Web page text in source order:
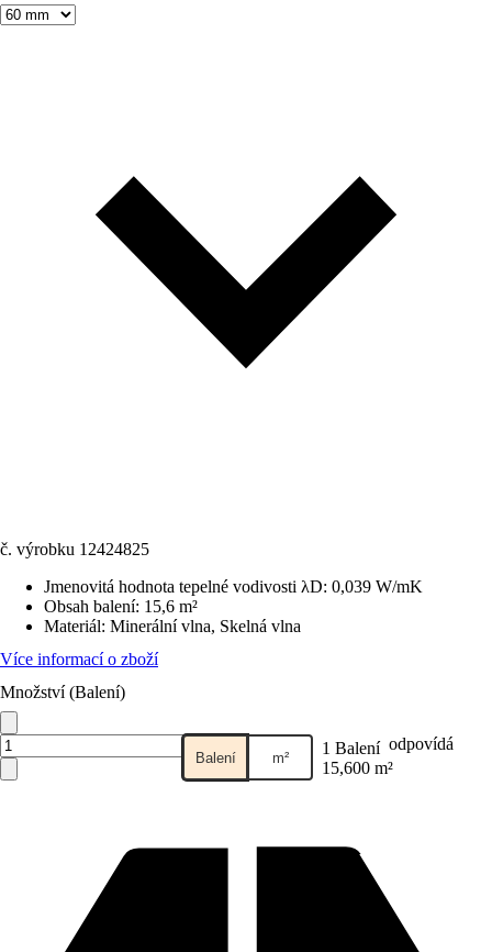
č. výrobku 12424825
Jmenovitá hodnota tepelné vodivosti λD: 0,039 W/mK
Obsah balení: 15,6 m²
Materiál: Minerální vlna, Skelná vlna
Více informací o zboží
Množství (Balení)
Balení m² 1 Balení odpovídá
15,600 m²